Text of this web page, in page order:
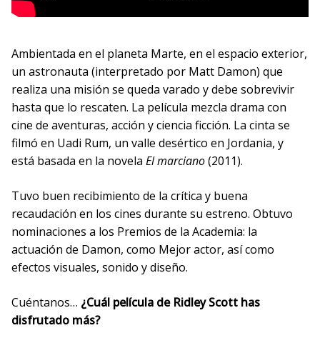
Ambientada en el planeta Marte, en el espacio exterior,
un astronauta (interpretado por Matt Damon) que
realiza una misión se queda varado y debe sobrevivir
hasta que lo rescaten. La película mezcla drama con
cine de aventuras, acción y ciencia ficción. La cinta se
filmó en Uadi Rum, un valle desértico en Jordania, y
está basada en la novela El marciano(2011).
Tuvo buen recibimiento de la crítica y buena
recaudación en los cines durante su estreno. Obtuvo
nominaciones a los Premios de la Academia: la
actuación de Damon, como Mejor actor, así como
efectos visuales, sonido y diseño.
Cuéntanos… ¿Cuál película de Ridley Scott has
disfrutado más?